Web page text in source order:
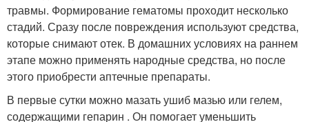
травмы. Формирование гематомы проходит несколько
стадий. Сразу после повреждения используют средства,
которые снимают отек. В домашних условиях на раннем
этапе можно применять народные средства, но после
этого приобрести аптечные препараты.
В первые сутки можно мазать ушиб мазью или гелем,
содержащими гепарин . Он помогает уменьшить